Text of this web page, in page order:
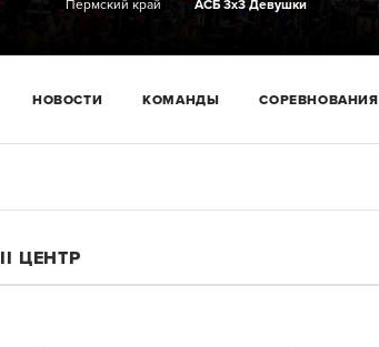
Пермский край
АСБ 3х3 Девушки
НОВОСТИ КОМАНДЫ СОРЕВНОВАНИЯ
ЦЕНТР